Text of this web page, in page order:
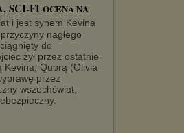
SCI-FI OCENA NA
i jest synem Kevina
nagłego
do
żył przez ostatnie
Kevina, Quorą (Olivia
przez
wszechświat,